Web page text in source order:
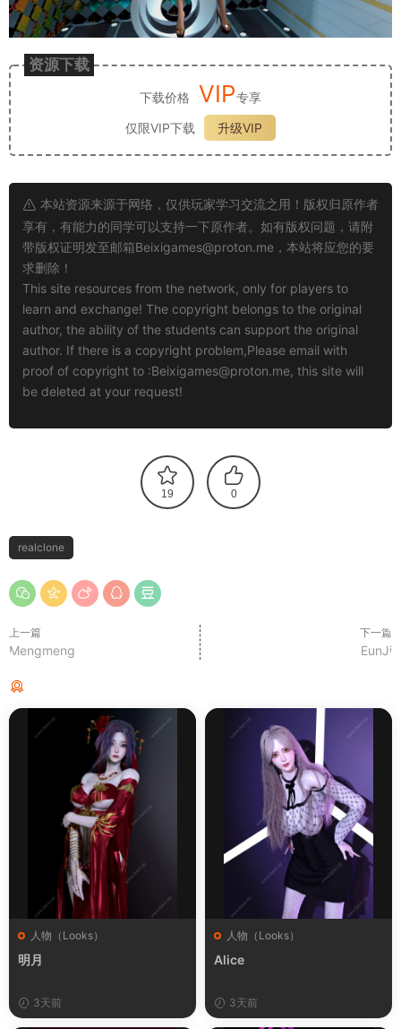
资源下载
下载价格 VIP专享
仅限VIP下载
升级VIP
本站资源来源于网络，仅供玩家学习交流之用！版权归原作者
享有，有能力的同学可以支持一下原作者。如有版权问题，请附
带版权证明发至邮箱Beixigames@proton.me ，本站将应您的要
求删除！
This site resources from the network, only for players to
learn and exchange! The copyright belongs to the original
author, the ability of the students can support the original
author. If there is a copyright problem,Please email with
proof of copyright to :Beixigames@proton.me, this site will
be deleted at your request!
19 0
realclone
上一篇
Mengmeng
下一篇
EunJi
人物（Looks）
明月
3天前
人物（Looks）
Alice
3天前